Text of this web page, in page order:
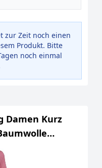
zur Zeit noch einen
Produkt. Bitte
noch einmal
Damen Kurz